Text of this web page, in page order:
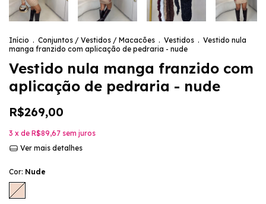
Início . Conjuntos / Vestidos / Macacões . Vestidos . Vestido nula
manga franzido com aplicação de pedraria - nude
Vestido nula manga franzido com
aplicação de pedraria - nude
R$269,00
3 x de R$89,67 sem juros
Ver mais detalhes
Cor: Nude